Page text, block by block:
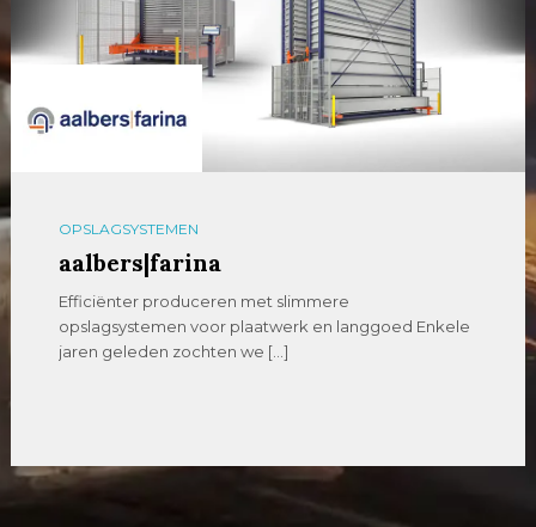
OPSLAGSYSTEMEN
aalbers|farina
Efficiënter produceren met slimmere
opslagsystemen voor plaatwerk en langgoed Enkele
jaren geleden zochten we […]